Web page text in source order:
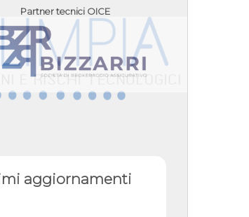
Partner tecnici OICE
aggiornamenti